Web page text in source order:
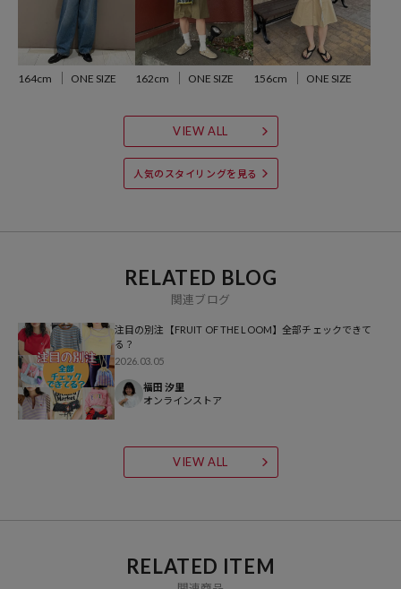
ブランド説明
【FRUIT OF THE LOOM / フルーツオブザルーム】
160年以上の歴史を持つ世界有数のベーシックアパレル/アンダーウェ
アンダーウェア、プリント用Ｔシャツ市場ではTOPブランドとしての
地位を確立しています。古くからアメリカ人のライフスタイルに溶け
込み、この果実のロゴを知らないアメリカ人はいないと言われてお
り、国内でもプリントＴシャツのボディやアンダーウェアのブランド
164cm ONE SIZE 162cm ONE SIZE 156cm ONE SIZE
VIEW ALL
人気のスタイリングを見る
RELATED BLOG
関連ブログ
注目の別注【FRUIT OF THE LOOM】全部チェックできて
る？
2026.03.05
福田 汐里
オンラインストア
VIEW ALL
RELATED ITEM